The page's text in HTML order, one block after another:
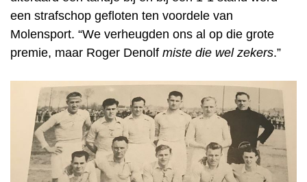
een strafschop gefloten ten voordele van
Molensport. “We verheugden ons al op die grote
premie, maar Roger Denolf miste die wel zekers.”